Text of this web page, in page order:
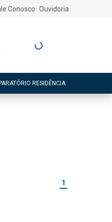
Conosco Ouvidoria
Entre ou Cadastre-
RESIDÊNCIA
1